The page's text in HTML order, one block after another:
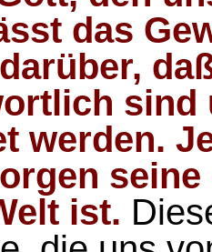
das
sind
werden.
ist.